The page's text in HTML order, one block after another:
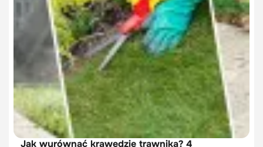
Jak wyrównać krawędzie trawnika? 4